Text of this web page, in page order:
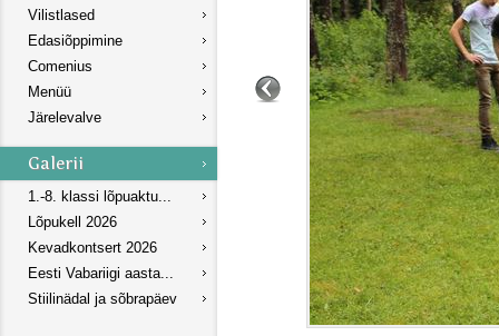
Vilistlased
Edasiõppimine
Comenius
Menüü
Järelevalve
1.-8. klassi lõpuaktu...
Lõpukell 2026
Kevadkontsert 2026
Eesti Vabariigi aasta...
Stiilinädal ja sõbrapäev